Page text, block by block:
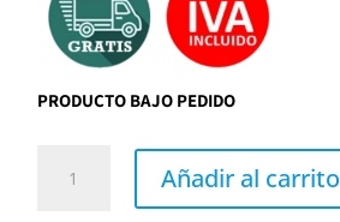
PRODUCTO BAJO PEDIDO
sobre
encimera Añadir al carrito